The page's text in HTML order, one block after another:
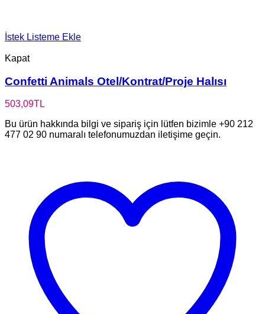
İstek Listeme Ekle
Kapat
Confetti Animals Otel/Kontrat/Proje Halısı
503,09TL
Bu ürün hakkında bilgi ve sipariş için lütfen bizimle +90 212
477 02 90 numaralı telefonumuzdan iletişime geçin.